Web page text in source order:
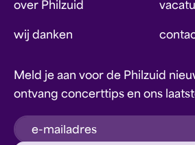
over Philzuid
wij danken
Meld je aan voor de Philzuid
ontvang concerttips en ons